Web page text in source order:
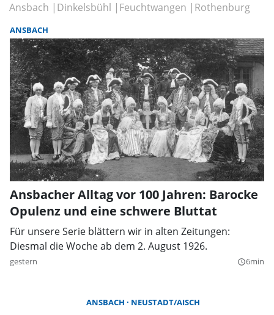
Ansbach Dinkelsbühl Feuchtwangen Rothenburg
ANSBACH
Ansbacher Alltag vor 100 Jahren: Barocke
Opulenz und eine schwere Bluttat
Für unsere Serie blättern wir in alten Zeitungen:
Diesmal die Woche ab dem 2. August 1926.
gestern query_builder6min
ANSBACH NEUSTADT/AISCH